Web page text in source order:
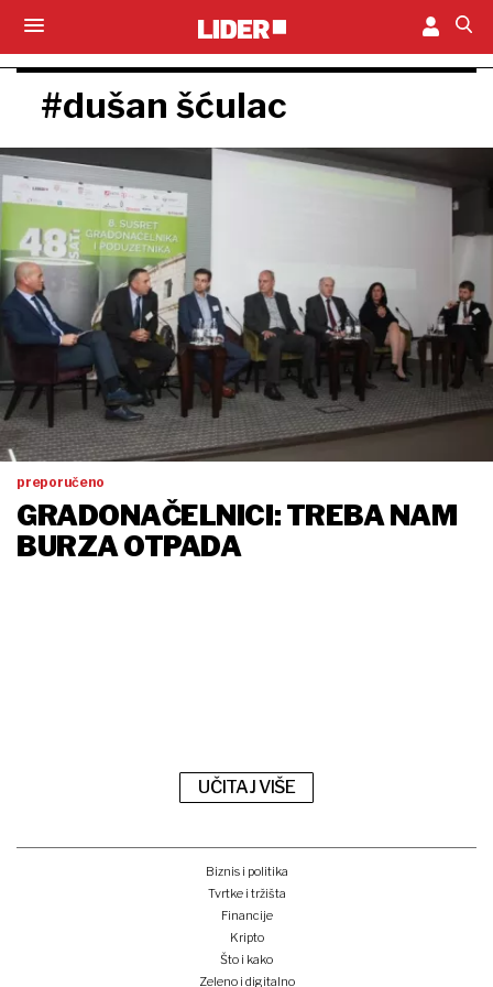
#dušan šćulac
preporučeno
GRADONAČELNICI: TREBA NAM
BURZA OTPADA
UČITAJ VIŠE
Biznis i politika
Tvrtke i tržišta
Financije
Kripto
Što i kako
Zeleno i digitalno